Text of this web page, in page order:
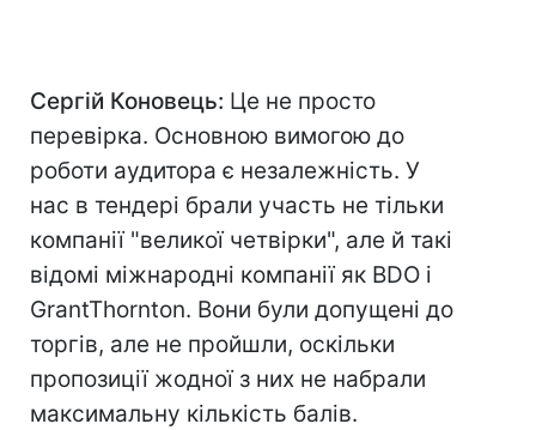
Сергій Коновець: Це не просто
перевірка. Основною вимогою до
роботи аудитора є незалежність. У
нас в тендері брали участь не тільки
компанії "великої четвірки", але й такі
відомі міжнародні компанії як BDO і
GrantThornton. Вони були допущені до
торгів, але не пройшли, оскільки
пропозиції жодної з них не набрали
максимальну кількість балів.